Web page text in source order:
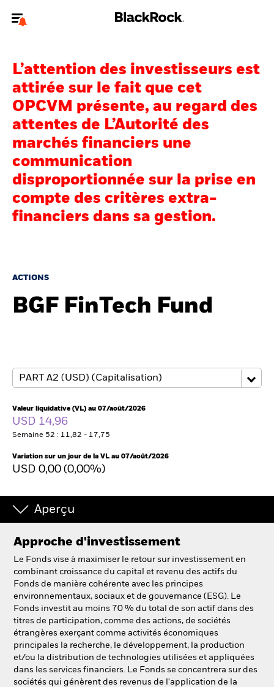
Pour accéder directement à un autre site BlackRock, veuillez mettre à
jourvotre type d'utilisateur
Nous connaître
Produits
Thèmes
Education
France
BlackRock
Aladdin
Notre société
L’attention des investisseurs est
attirée sur le fait que cet
OPCVM présente, au regard des
attentes de L’Autorité des
marchés financiers une
communication
disproportionnée sur la prise en
compte des critères extra-
financiers dans sa gestion.
ACTIONS
BGF FinTech Fund
Valeur liquidative (VL) au 07/août/2026
USD 14,96
Semaine 52 : 11,82 - 17,75
Variation sur un jour de la VL au 07/août/2026
USD 0,00 (0,00%)
Aperçu
Approche d'investissement
Le Fonds vise à maximiser le retour sur investissement en
combinant croissance du capital et revenu des actifs du
Fonds de manière cohérente avec les principes
environnementaux, sociaux et de gouvernance (ESG). Le
Fonds investit au moins 70 % du total de son actif dans des
titres de participation, comme des actions, de sociétés
étrangères exerçant comme activités économiques
principales la recherche, le développement, la production
et/ou la distribution de technologies utilisées et appliquées
dans les services financiers. Le Fonds se concentrera sur des
sociétés qui génèrent des revenus de l'application de la